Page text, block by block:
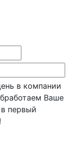
в компании
Ваше
первый